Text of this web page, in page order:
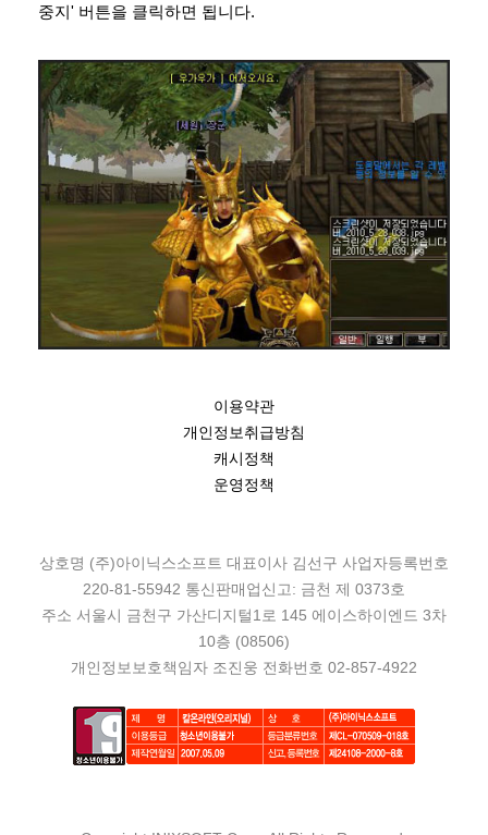
중지' 버튼을 클릭하면 됩니다.
이용약관
개인정보취급방침
캐시정책
운영정책
상호명 (주)아이닉스소프트 대표이사 김선구 사업자등록번호
220-81-55942 통신판매업신고: 금천 제 0373호
주소 서울시 금천구 가산디지털1로 145 에이스하이엔드 3차
10층 (08506)
개인정보보호책임자 조진웅 전화번호 02-857-4922